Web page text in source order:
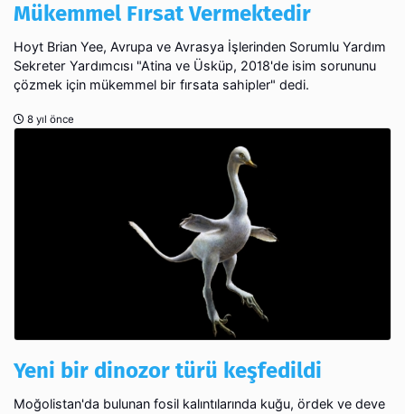
Mükemmel Fırsat Vermektedir
Hoyt Brian Yee, Avrupa ve Avrasya İşlerinden Sorumlu Yardım
Sekreter Yardımcısı "Atina ve Üsküp, 2018'de isim sorununu
çözmek için mükemmel bir fırsata sahipler" dedi.
8 yıl önce
Yeni bir dinozor türü keşfedildi
Moğolistan'da bulunan fosil kalıntılarında kuğu, ördek ve deve